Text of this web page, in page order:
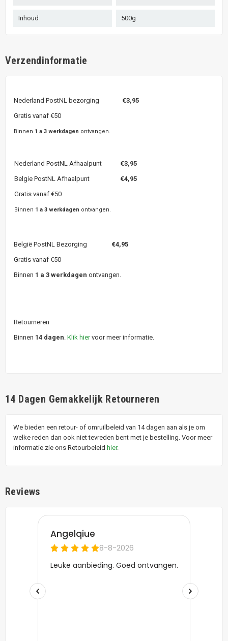
Inhoud 500g
Verzendinformatie
Nederland PostNL bezorging €3,95
Gratis vanaf €50
Binnen 1 a 3 werkdagen ontvangen.
Nederland PostNL Afhaalpunt €3,95
Belgie PostNL Afhaalpunt
€4,95
Gratis vanaf €50
Binnen 1 a 3 werkdagen ontvangen.
België PostNL Bezorging €4,95
Gratis vanaf €50
Binnen 1 a 3 werkdagen ontvangen.
Retourneren
Binnen 14 dagen Klik hiervoor meer informatie.
14 Dagen Gemakkelijk Retourneren
We bieden een retour- of omruilbeleid van 14 dagen aan als je om
welke reden dan ook niet tevreden bent met je bestelling. Voor meer
informatie zie ons Retourbeleid hier.
Reviews